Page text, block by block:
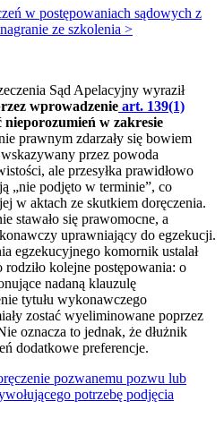
w postępowaniach sądowych z
ze szkolenia >
Sąd Apelacyjny wyraził
wprowadzenie art. 139(1)
nieporozumień w zakresie
prawnym zdarzały się bowiem
przez powoda
ale przesyłka prawidłowo
„nie podjęto w terminie”, co
w aktach ze skutkiem doręczenia.
stawało się prawomocne, a
uprawniający do egzekucji.
egzekucyjnego komornik ustalał
rodziło kolejne postępowania: o
nadaną klauzulę
tytułu wykonawczego
zostać wyeliminowane poprzez
oznacza to jednak, że dłużnik
dodatkowe preferencje.
pozwanemu pozwu lub
potrzebę podjęcia